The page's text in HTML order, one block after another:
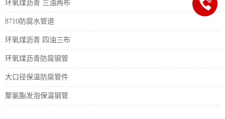
环氧煤沥青 三油两布
8710防腐水管道
环氧煤沥青 四油三布
环氧煤沥青防腐钢管
大口径保温防腐管件
聚氨酯发泡保温钢管